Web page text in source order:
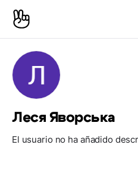
Леся Яворська
El usuario no ha añadido